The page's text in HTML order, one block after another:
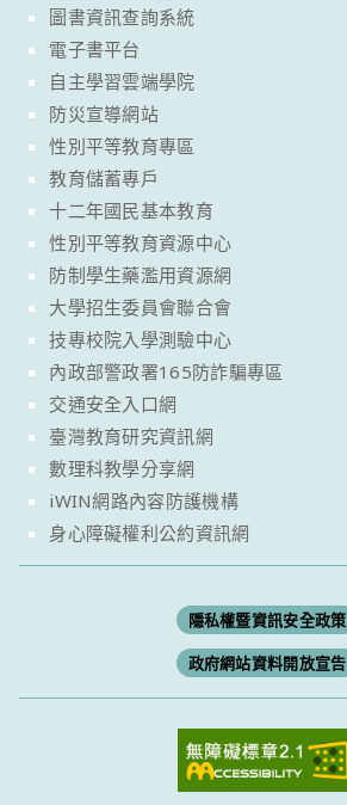
圖書資訊查詢系統
電子書平台
自主學習雲端學院
防災宣導網站
性別平等教育專區
教育儲蓄專戶
十二年國民基本教育
性別平等教育資源中心
防制學生藥濫用資源網
大學招生委員會聯合會
技專校院入學測驗中心
內政部警政署165防詐騙專區
交通安全入口網
臺灣教育研究資訊網
數理科教學分享網
iWIN網路內容防護機構
身心障礙權利公約資訊網
隱私權暨資訊安全政策
政府網站資料開放宣告